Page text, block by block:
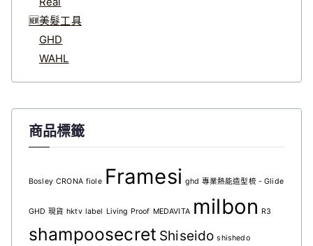
🆕美髮工具
GHD
WAHL
商品標籤
Bosley CRONA fiole Framesi ghd 專業熱能造型梳 - Glide
GHD 現貨 hktv label Living Proof MEDAVITA milbon R3
shampoosecret Shiseido shishedo